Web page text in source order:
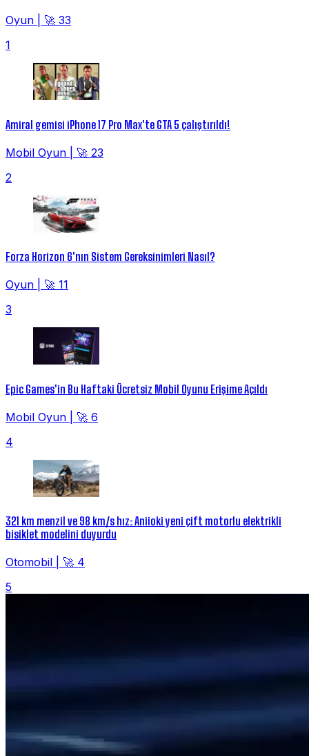
Oyun
🚀 33
1
Amiral gemisi iPhone 17 Pro Max'te GTA 5 çalıştırıldı!
Mobil Oyun
🚀 23
2
Forza Horizon 6'nın Sistem Gereksinimleri Nasıl?
Oyun
🚀 11
3
Epic Games'in Bu Haftaki Ücretsiz Mobil Oyunu Erişime Açıldı
Mobil Oyun
🚀 6
4
321 km menzil ve 98 km/s hız: Aniioki yeni çift motorlu elektrikli
bisiklet modelini duyurdu
Otomobil
🚀 4
5